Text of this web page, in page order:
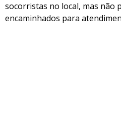
socorristas no local, mas não
encaminhados para